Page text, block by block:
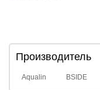
Производитель
Aqualin BSIDE